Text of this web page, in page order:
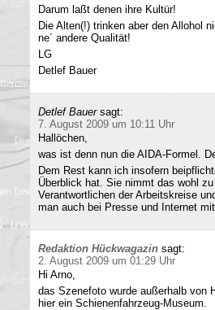
Darum laßt denen ihre Kultür!
Die Alten(!) trinken aber den Allohol
ne´ andere Qualität!
LG
Detlef Bauer
Detlef Bauer sagt:
7. August 2009 um 10:11 Uhr
Hallöchen,
was ist denn nun die AIDA-Formel.
Dem Rest kann ich insofern
Überblick hat. Sie nimmt das wohl
Verantwortlichen der Arbeitskreise
man auch bei Presse und Internet
Redaktion Hückwagazin sagt:
2. August 2009 um 01:29 Uhr
Hi Arno,
das Szenefoto wurde außerhalb von
hier ein Schienenfahrzeug-Museum.